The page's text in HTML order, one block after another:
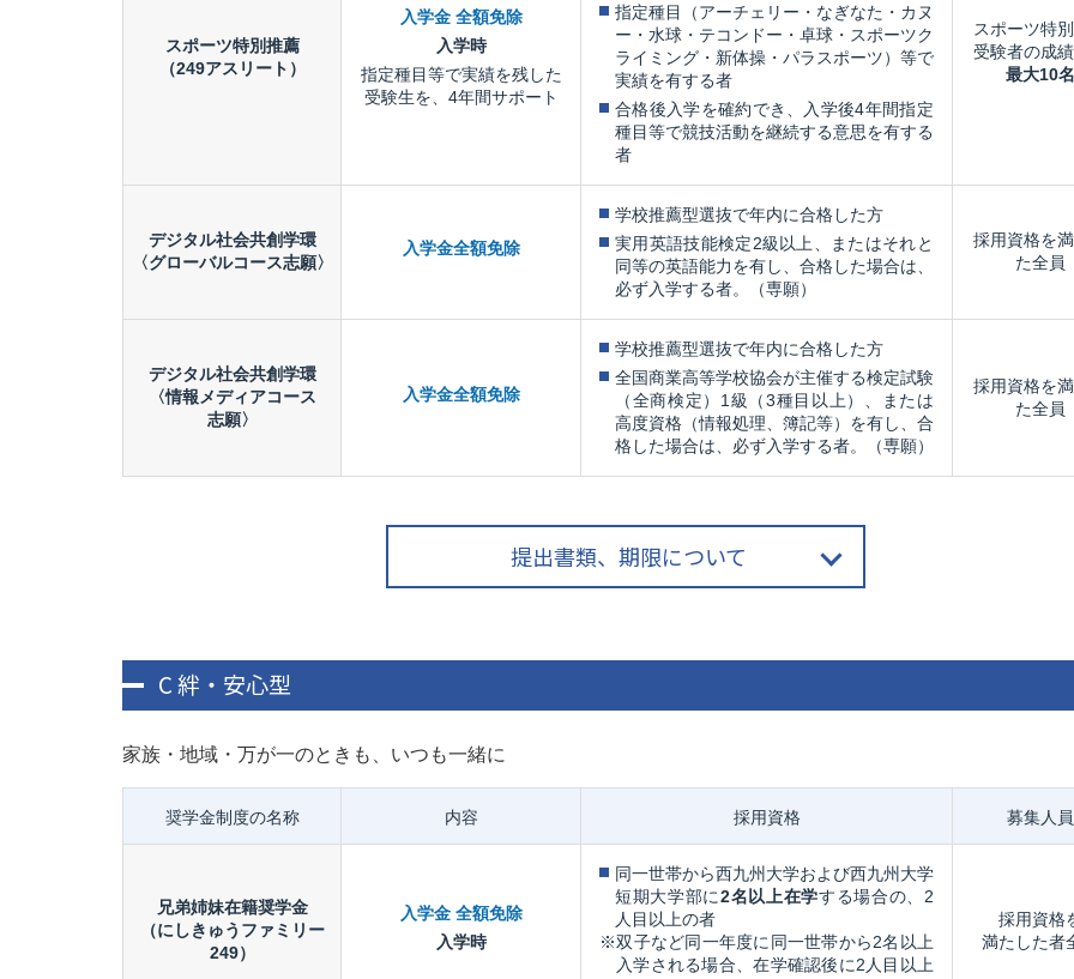
スポーツ特別推薦
（249アスリート）
入学金 全額免除
入学時
指定種目等で実績を残した
受験生を、4年間サポート
指定種目（アーチェリー・なぎなた・カヌ
ー・水球・テコンドー・卓球・スポーツク
ライミング・新体操・パラスポーツ）等で
実績を有する者
合格後入学を確約でき、入学後4年間指定
種目等で競技活動を継続する意思を有する
者
スポーツ特
受験者の成
最大10名
デジタル社会共創学環
〈グローバルコース志願〉
入学金全額免除
学校推薦型選抜で年内に合格した方
実用英語技能検定2級以上、またはそれと
同等の英語能力を有し、合格した場合は、
必ず入学する者。（専願）
採用資格を
た全員
デジタル社会共創学環
〈情報メディアコース
志願〉
入学金全額免除
学校推薦型選抜で年内に合格した方
全国商業高等学校協会が主催する検定試験
（全商検定）1級（3種目以上）、または
高度資格（情報処理、簿記等）を有し、合
格した場合は、必ず入学する者。（専願）
採用資格を
た全員
提出書類、期限について
C 絆・安心型
家族・地域・万が一のときも、いつも一緒に
奨学金制度の名称 内容 採用資格 募集人員
兄弟姉妹在籍奨学金
（にしきゅうファミリー
249）
入学金 全額免除
入学時
同一世帯から西九州大学および西九州大学
短期大学部に2名以上在学する場合の、2
人目以上の者
※双子など同一年度に同一世帯から2名以上
入学される場合、在学確認後に2人目以上
採用資格
満たした者